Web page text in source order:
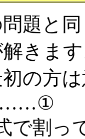
題と
きま
の方
で割っ